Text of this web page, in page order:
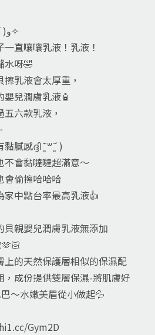
家有小小保養控( •̀ω•́ )و✧
直嚷嚷乳液！乳液！
水呀🤣
乳液會太厚重，
兒潤膚乳液🧴
六款乳液，
膩感ദ്ദി ˉ͈̀꒳ˉ͈́ )
不會黏噠噠超滿意～
會偷擦哈哈哈
家中點台率最高乳液👍
親嬰兒潤膚乳液無添加
上的天然保護層相似的保濕配
，成份提供雙層保濕-將肌膚好
～水嫩美眉從小做起💦
Gym2D